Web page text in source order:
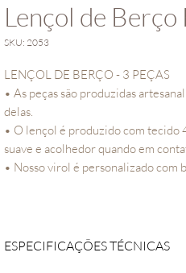
Lençol de
SKU: 2053
LENÇOL DE BERÇO - 3 PEÇAS
• As peças são produzidas
delas.
• O lençol é produzido com
suave e acolhedor quando em
• Nosso virol é personalizado com
ESPECIFICAÇÕES TÉCNICAS